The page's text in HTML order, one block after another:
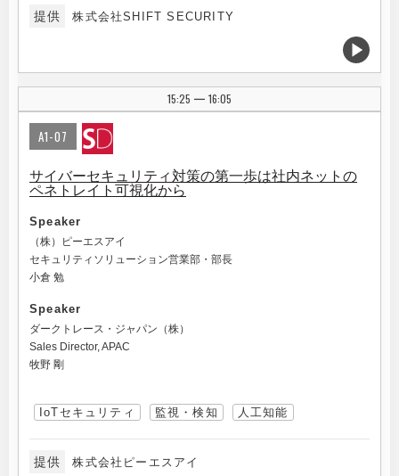
提供 株式会社SHIFT SECURITY
15:25 | 16:05
A1-07
サイバーセキュリティ対策の第一歩は社内ネットの
ペネトレイト可視化から
Speaker
（株）ピーエスアイ
セキュリティソリューション営業部・部長
小倉 勉
Speaker
ダークトレース・ジャパン（株）
Sales Director, APAC
牧野 剛
IoTセキュリティ 監視・検知 人工知能
提供 株式会社ピーエスアイ